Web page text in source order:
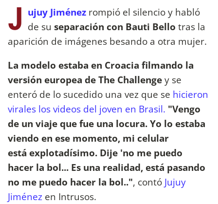
J ujuy Jiménez rompió el silencio y habló
de su separación con Bauti Bello tras la
aparición de imágenes besando a otra mujer.
La modelo estaba en Croacia filmando la
versión europea de The Challengey se
enteró de lo sucedido una vez que se hicieron
virales los videos del joven en Brasil. "Vengo
de un viaje que fue una locura. Yo lo estaba
viendo en ese momento, mi celular
está explotadísimo. Dije 'no me puedo
hacer la bol... Es una realidad, está pasando
no me puedo hacer la bol..", contó Jujuy
Jiménez en Intrusos.